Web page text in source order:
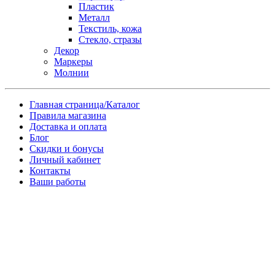
Пластик
Металл
Текстиль, кожа
Стекло, стразы
Декор
Маркеры
Молнии
Главная страница/Каталог
Правила магазина
Доставка и оплата
Блог
Скидки и бонусы
Личный кабинет
Контакты
Ваши работы